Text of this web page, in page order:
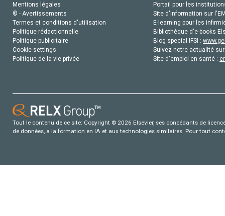
Mentions légales
© - Avertissements
Termes et conditions d'utilisation
Politique rédactionnelle
Politique publicitaire
Cookie settings
Politique de la vie privée
Portail pour les
Site d'information sur
E-learning pour les
Bibliothèque d'e-books
Blog special IFSI :
Suivez notre actualité
Site d'emploi en santé :
Tout le contenu de ce site: Copyright © 2026 Elsevier, ses concédants de
de données, a la formation en IA et aux technologies similaires. Pour tout